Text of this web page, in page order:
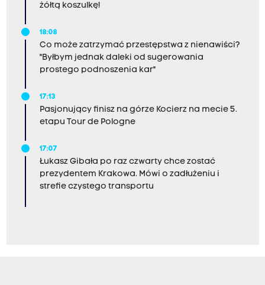
żółtą koszulkę!
18:08
Co może zatrzymać przestępstwa z nienawiści?
"Byłbym jednak daleki od sugerowania
prostego podnoszenia kar"
17:13
Pasjonujący finisz na górze Kocierz na mecie 5.
etapu Tour de Pologne
17:07
Łukasz Gibała po raz czwarty chce zostać
prezydentem Krakowa. Mówi o zadłużeniu i
strefie czystego transportu